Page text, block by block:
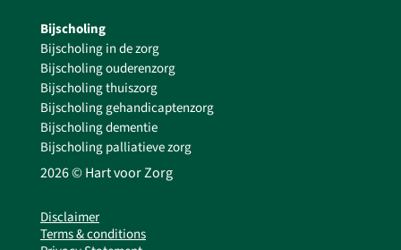
Bijscholing
Bijscholing in de zorg
Bijscholing ouderenzorg
Bijscholing thuiszorg
Bijscholing gehandicaptenzorg
Bijscholing dementie
Bijscholing palliatieve zorg
2026 © Hart voor Zorg
Disclaimer
Terms & conditions